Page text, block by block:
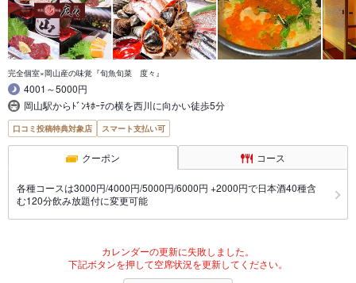
完全個室×岡山産の味覚『旬魚旬菜 度々』
4001～5000円
岡山駅からﾄﾞﾝｷﾎｰﾃの横を西川に向かい徒歩5分
口コミ投稿特典対象店 スマート支払い可
クーポン コース
各種コースは3000円/4000円/5000円/6000円 +2000円で日本酒40種含
む120分飲み放題付に変更可能
カレンダーの更新に失敗しました。
下記ボタンを押して空席状況を更新してください。